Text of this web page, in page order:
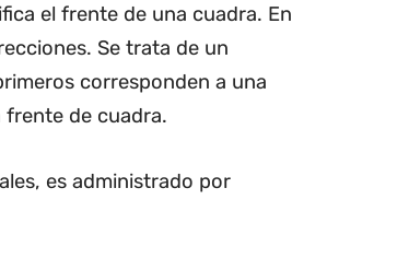
el frente de una cuadra. En
Se trata de un
corresponden a una
de cuadra.
es administrado por